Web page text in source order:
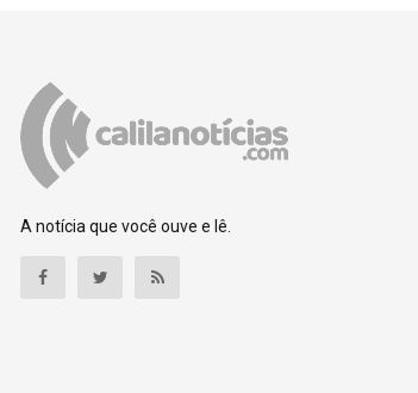
A notícia que você ouve e lê.